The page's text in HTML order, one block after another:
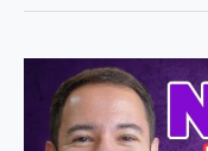
COMO
GANHAR
DINHEIRO